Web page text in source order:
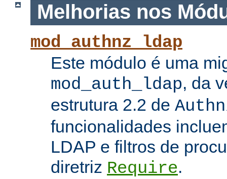
Melhorias nos
mod_authnz_ldap
Este módulo é uma
mod_auth_ldap, da
estrutura 2.2 de
funcionalidades
LDAP e filtros de
diretriz Require.